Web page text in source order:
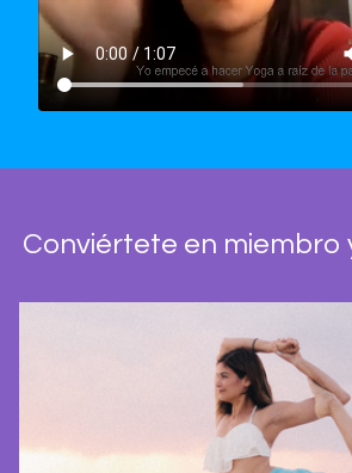
Conviértete en miembro